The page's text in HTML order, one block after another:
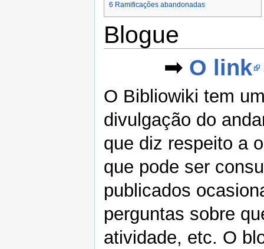
6 Ramificações abandonadas
Blogue
➟ O link
O Bibliowiki tem
divulgação do
que diz respeito a
que pode ser
publicados
perguntas sobre
atividade, etc. O